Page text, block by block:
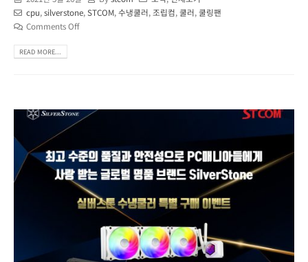
cpu,silverstone,STCOM,수냉쿨러, 조립컴,쿨러,쿨링팬
Comments Off
READ MORE...